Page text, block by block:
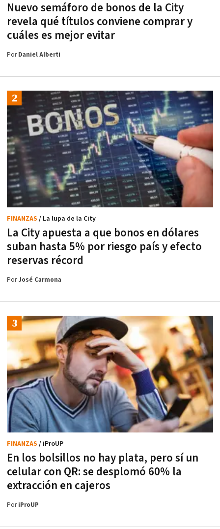
Nuevo semáforo de bonos de la City
revela qué títulos conviene comprar y
cuáles es mejor evitar
PorDaniel Alberti
La City apuesta a que bonos en dólares
suban hasta 5% por riesgo país y efecto
reservas récord
FINANZAS / La lupa de la City
PorJosé Carmona
En los bolsillos no hay plata, pero sí un
celular con QR: se desplomó 60% la
extracción en cajeros
FINANZAS / iProUP
PoriProUP